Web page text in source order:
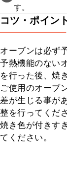
す。
コツ・ポイン
オーブンは必ず
予熱機能のない
を行った後、焼
ご使用のオーブ
差が生じる事が
整を行ってくださ
焼き色が付きす
てください。